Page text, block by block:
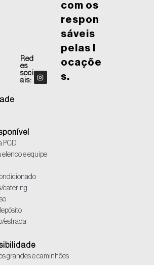
Red
es
soci
ais:
com os
respon
sáveis
pelas l
ocaçõe
s.
PCD
elenco e equipe
catering
estrada
grandes e caminhões